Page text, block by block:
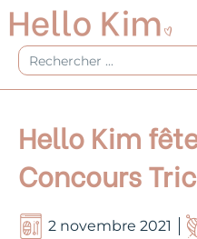
Aller
au
contenu
Rechercher
Hello Kim
Concours
2 novembre 2021